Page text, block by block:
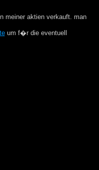
meiner aktien verkauft. man
um f�r die eventuell